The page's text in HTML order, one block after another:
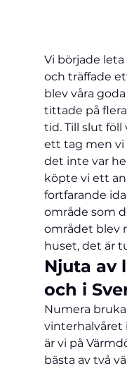
Vi började
och träffade
blev våra
tittade på
tid. Till slut föll
ett tag men vi
det inte var
köpte vi ett
fortfarande
område som
området blev
huset, det är
Njuta av
och i
Numera
vinterhalvåret i
är vi på
bästa av två